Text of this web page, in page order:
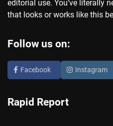
editorial use. You’ve literally
that looks or works like this
Follow us on:
Facebook Instagram
Rapid Report